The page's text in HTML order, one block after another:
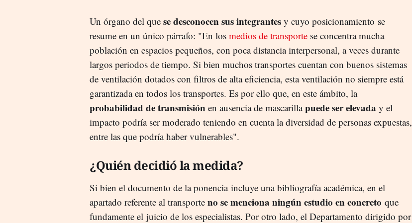
Un órgano del que se desconocen sus integrantes y cuyo posicionamiento se
resume en un único párrafo: "En los medios de transporte se concentra mucha
población en espacios pequeños, con poca distancia interpersonal, a veces durante
largos periodos de tiempo. Si bien muchos transportes cuentan con buenos sistemas
de ventilación dotados con filtros de alta eficiencia, esta ventilación no siempre está
garantizada en todos los transportes. Es por ello que, en este ámbito, la
probabilidad de transmisión en ausencia de mascarillapuede ser elevada y el
impacto podría ser moderado teniendo en cuenta la diversidad de personas expuestas,
entre las que podría haber vulnerables".
¿Quién decidió la medida?
Si bien el documento de la ponencia incluye una bibliografía académica, en el
apartado referente al transporte no se menciona ningún estudio en concreto que
fundamente el juicio de los especialistas. Por otro lado, el Departamento dirigido por